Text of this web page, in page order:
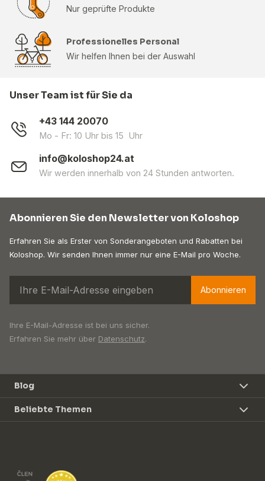
Nur geprüfte Produkte
Professionelles Personal
Wir helfen Ihnen bei der Auswahl
Unser Team ist für Sie da
+43 144 20070
Mo - Fr: 10 Uhr bis 15 Uhr
info@koloshop24.at
Wir werden innerhalb von 24 Stunden antworten.
Abonnieren Sie den Newsletter von Koloshop
Erfahren Sie als Erster von Sonderangeboten und Rabatten bei
Koloshop. Wir senden Ihnen immer nur eine E-Mail pro Woche.
Abonnieren
Ihre E-Mail-Adresse ist bei uns sicher.
Erfahren Sie mehr über Datenschutz.
Blog
Beliebte Themen